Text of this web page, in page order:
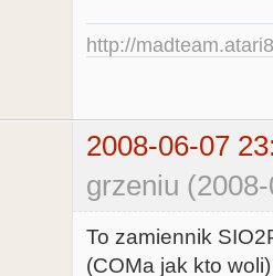
http://
2008-06-07
grzeniu
To zamiennik
(COMa jak kto